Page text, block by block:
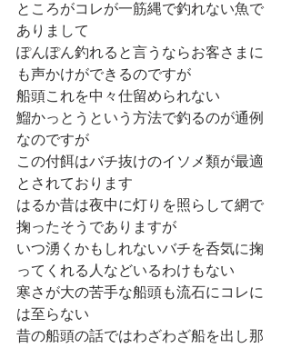
ところがコレが一筋縄で釣れない魚で
ありまして
ぽんぽん釣れると言うならお客さまに
も声かけができるのですが
船頭これを中々仕留められない
鰡かっとうという方法で釣るのが通例
なのですが
この付餌はバチ抜けのイソメ類が最適
とされております
はるか昔は夜中に灯りを照らして網で
掬ったそうでありますが
いつ湧くかもしれないバチを呑気に掬
ってくれる人などいるわけもない
寒さが大の苦手な船頭も流石にコレに
は至らない
昔の船頭の話ではわざわざ船を出し那